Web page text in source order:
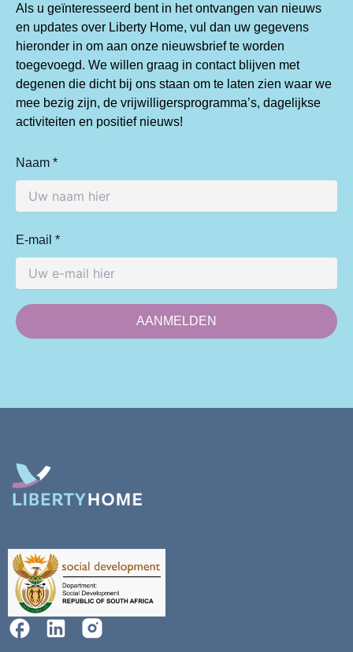
Als u geïnteresseerd bent in het ontvangen van nieuws
en updates over Liberty Home, vul dan uw gegevens
hieronder in om aan onze nieuwsbrief te worden
toegevoegd. We willen graag in contact blijven met
degenen die dicht bij ons staan om te laten zien waar we
mee bezig zijn, de vrijwilligersprogramma’s, dagelijkse
activiteiten en positief nieuws!
Naam *
E-mail *